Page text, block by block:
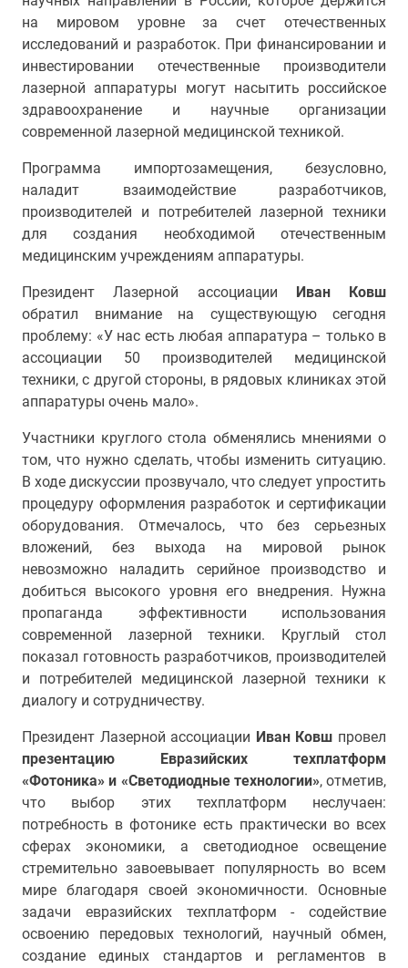
на мировом уровне за счет отечественных
исследований и разработок. При финансировании и
инвестировании отечественные производители
лазерной аппаратуры могут насытить российское
здравоохранение и научные организации
современной лазерной медицинской техникой.
Программа импортозамещения, безусловно,
наладит взаимодействие разработчиков,
производителей и потребителей лазерной техники
для создания необходимой отечественным
медицинским учреждениям аппаратуры.
Президент Лазерной ассоциации Иван Ковш
обратил внимание на существующую сегодня
проблему: «У нас есть любая аппаратура – только в
ассоциации 50 производителей медицинской
техники, с другой стороны, в рядовых клиниках этой
аппаратуры очень мало».
Участники круглого стола обменялись мнениями о
том, что нужно сделать, чтобы изменить ситуацию.
В ходе дискуссии прозвучало, что следует упростить
процедуру оформления разработок и сертификации
оборудования. Отмечалось, что без серьезных
вложений, без выхода на мировой рынок
невозможно наладить серийное производство и
добиться высокого уровня его внедрения. Нужна
пропаганда эффективности использования
современной лазерной техники. Круглый стол
показал готовность разработчиков, производителей
и потребителей медицинской лазерной техники к
диалогу и сотрудничеству.
Президент Лазерной ассоциации Иван Ковш провел
презентацию Евразийских техплатформ
«Фотоника» и «Светодиодные технологии», отметив,
что выбор этих техплатформ неслучаен:
потребность в фотонике есть практически во всех
сферах экономики, а светодиодное освещение
стремительно завоевывает популярность во всем
мире благодаря своей экономичности. Основные
задачи евразийских техплатформ - содействие
освоению передовых технологий, научный обмен,
создание единых стандартов и регламентов в